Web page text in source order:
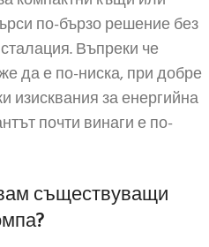
по-бързо решение без
Въпреки че
да е по-ниска, при добре
изисквания за енергийна
почти винаги е по-
съществуващи